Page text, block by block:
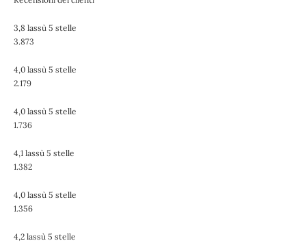
3,8 lassù 5 stelle
3.873
4,0 lassù 5 stelle
2.179
4,0 lassù 5 stelle
1.736
4,1 lassù 5 stelle
1.382
4,0 lassù 5 stelle
1.356
4,2 lassù 5 stelle